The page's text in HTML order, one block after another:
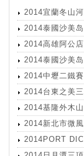
2014宜蘭冬山
2014泰國沙美
2014高雄阿公
2014泰國沙美
2014中壢二鐵賽
2014台東之美
2014基隆外木
2014新北市微
2014PORT